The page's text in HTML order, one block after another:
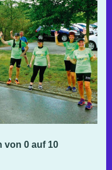
von 0 auf 10